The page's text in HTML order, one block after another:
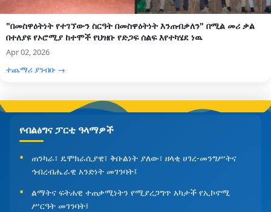
"በመስዋዕትነት የተገኘውን ስርዓት በመስዋዕትነት እንጠብቃለን" በሚል መሪ ቃል
በተለያዩ የኦሮሚያ ከተሞች የህዝቡ የድጋፍ ሰልፍ እየተካሄደ ነዉ
Apr 02, 2026
ተጨማሪ ያንብቡ →
የብልፅግና ፓርቲ ዓላማዎች
ጠንካራ፣ ዴሞክራሲያዊ፣ ቅቡልነት ያለው፣ ዘላቂ ሀገረ-መንግሥትና
ኅብረብሔራዊ አንድነት መገንባት፤
ልማትና ፍትሐዊ ተጠቃሚነትን የሚያረጋግጥ አካታች የኢኮኖሚ
ሥርዓት መገንባት፤